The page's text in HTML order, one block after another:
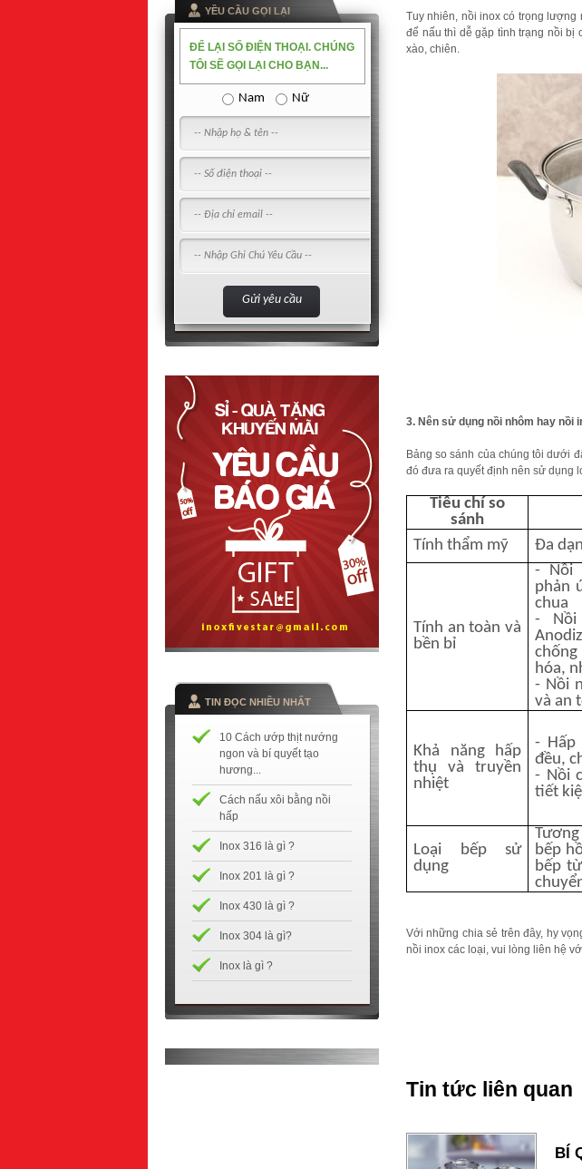
YỀU CẦU GỌI LẠI
ĐỂ LẠI SỐ ĐIỆN THOẠI. CHÚNG
TÔI SẼ GỌI LẠI CHO BẠN...
Nam Nữ
TIN ĐỌC NHIỀU NHẤT
10 Cách ướp thịt nướng
ngon và bí quyết tạo
hương...
Cách nấu xôi bằng nồi
hấp
Inox 316 là gì ?
Inox 201 là gì ?
Inox 430 là gì ?
Inox 304 là gì?
Inox là gì ?
Tuy nhiên, nồi inox có trọng
để nấu thì dễ gặp tình trạng nồi bị
xào, chiên.
3. Nên sử dụng nồi nhôm hay nồi
Bảng so sánh của chúng tôi dưới
đó đưa ra quyết định nên sử dụng
Tiêu chí so
sánh
Tính thẩm mỹ
Đa
Tính an toàn và
bền bỉ
- Nồi
phản
chua
- Nồi
hóa,
- Nồi
và an
Khả năng hấp
thụ và truyền
nhiệt
- Hấp
đều,
- Nồi
tiết
Loại bếp sử
dụng
bếp
bếp
Với những chia sẻ trên đây, hy
nồi inox các loại, vui lòng liên hệ
Tin tức liên quan
BÍ